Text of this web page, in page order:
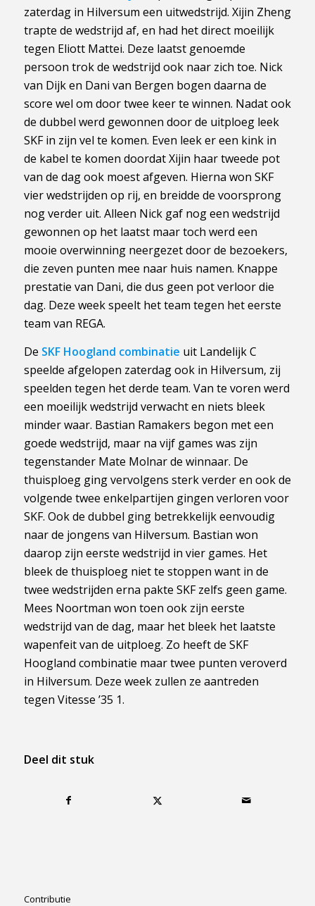
zaterdag in Hilversum een uitwedstrijd. Xijin Zheng
trapte de wedstrijd af, en had het direct moeilijk
tegen Eliott Mattei. Deze laatst genoemde
persoon trok de wedstrijd ook naar zich toe. Nick
van Dijk en Dani van Bergen bogen daarna de
score wel om door twee keer te winnen. Nadat ook
de dubbel werd gewonnen door de uitploeg leek
SKF in zijn vel te komen. Even leek er een kink in
de kabel te komen doordat Xijin haar tweede pot
van de dag ook moest afgeven. Hierna won SKF
vier wedstrijden op rij, en breidde de voorsprong
nog verder uit. Alleen Nick gaf nog een wedstrijd
gewonnen op het laatst maar toch werd een
mooie overwinning neergezet door de bezoekers,
die zeven punten mee naar huis namen. Knappe
prestatie van Dani, die dus geen pot verloor die
dag. Deze week speelt het team tegen het eerste
team van REGA.
De SKF Hoogland combinatie uit Landelijk C
speelde afgelopen zaterdag ook in Hilversum, zij
speelden tegen het derde team. Van te voren werd
een moeilijk wedstrijd verwacht en niets bleek
minder waar. Bastian Ramakers begon met een
goede wedstrijd, maar na vijf games was zijn
tegenstander Mate Molnar de winnaar. De
thuisploeg ging vervolgens sterk verder en ook de
volgende twee enkelpartijen gingen verloren voor
SKF. Ook de dubbel ging betrekkelijk eenvoudig
naar de jongens van Hilversum. Bastian won
daarop zijn eerste wedstrijd in vier games. Het
bleek de thuisploeg niet te stoppen want in de
twee wedstrijden erna pakte SKF zelfs geen game.
Mees Noortman won toen ook zijn eerste
wedstrijd van de dag, maar het bleek het laatste
wapenfeit van de uitploeg. Zo heeft de SKF
Hoogland combinatie maar twee punten veroverd
in Hilversum. Deze week zullen ze aantreden
tegen Vitesse ’35 1.
Deel dit stuk
Contributie